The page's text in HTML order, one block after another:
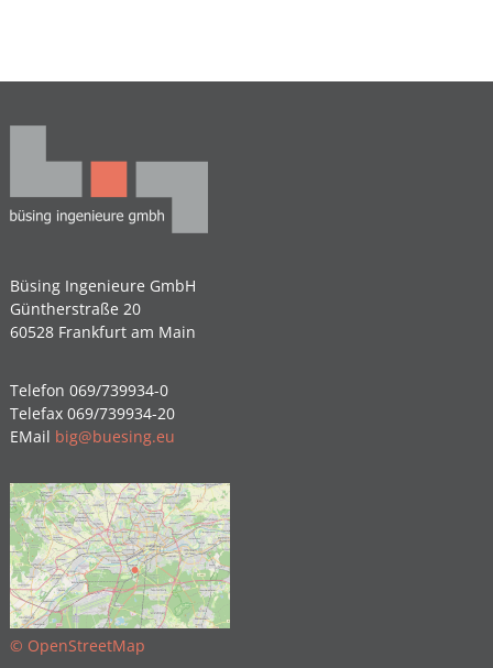
Büsing Ingenieure GmbH
Güntherstraße 20
60528 Frankfurt am Main
Telefon 069/739934-0
Telefax 069/739934-20
EMail big@buesing.eu
© OpenStreetMap